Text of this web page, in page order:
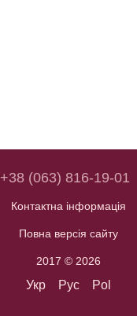
+38 (063) 816-19-01
Контактна інформація
Повна версія сайту
2017 © 2026
Укр Рус Pol